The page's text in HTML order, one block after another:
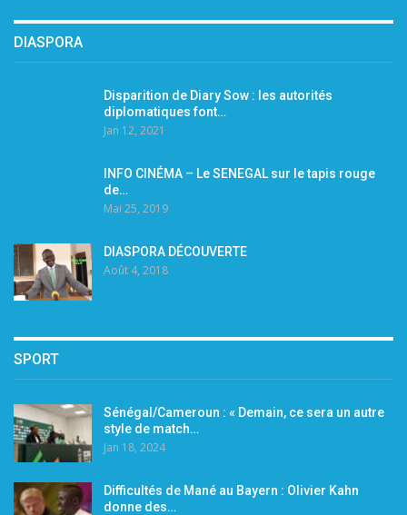
DIASPORA
Disparition de Diary Sow : les autorités
diplomatiques font…
Jan 12, 2021
INFO CINÉMA – Le SENEGAL sur le tapis rouge
de…
Mai 25, 2019
DIASPORA DÉCOUVERTE
Août 4, 2018
SPORT
Sénégal/Cameroun : « Demain, ce sera un autre
style de match…
Jan 18, 2024
Difficultés de Mané au Bayern : Olivier Kahn
donne des…